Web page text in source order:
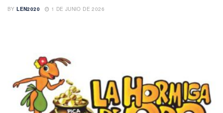
BY LEN2020 1 DE JUNIO DE 2026